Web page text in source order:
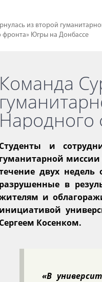
из второй
фронта» Югры на Донбассе
Команда
Студенты и
гуманитарной миссии
двух недель
разрушенные в
и
инициативой
Сергеем Косенком.
«В